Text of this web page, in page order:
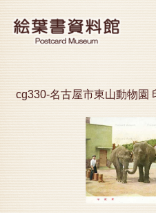
cg330-名古屋市東山動物園